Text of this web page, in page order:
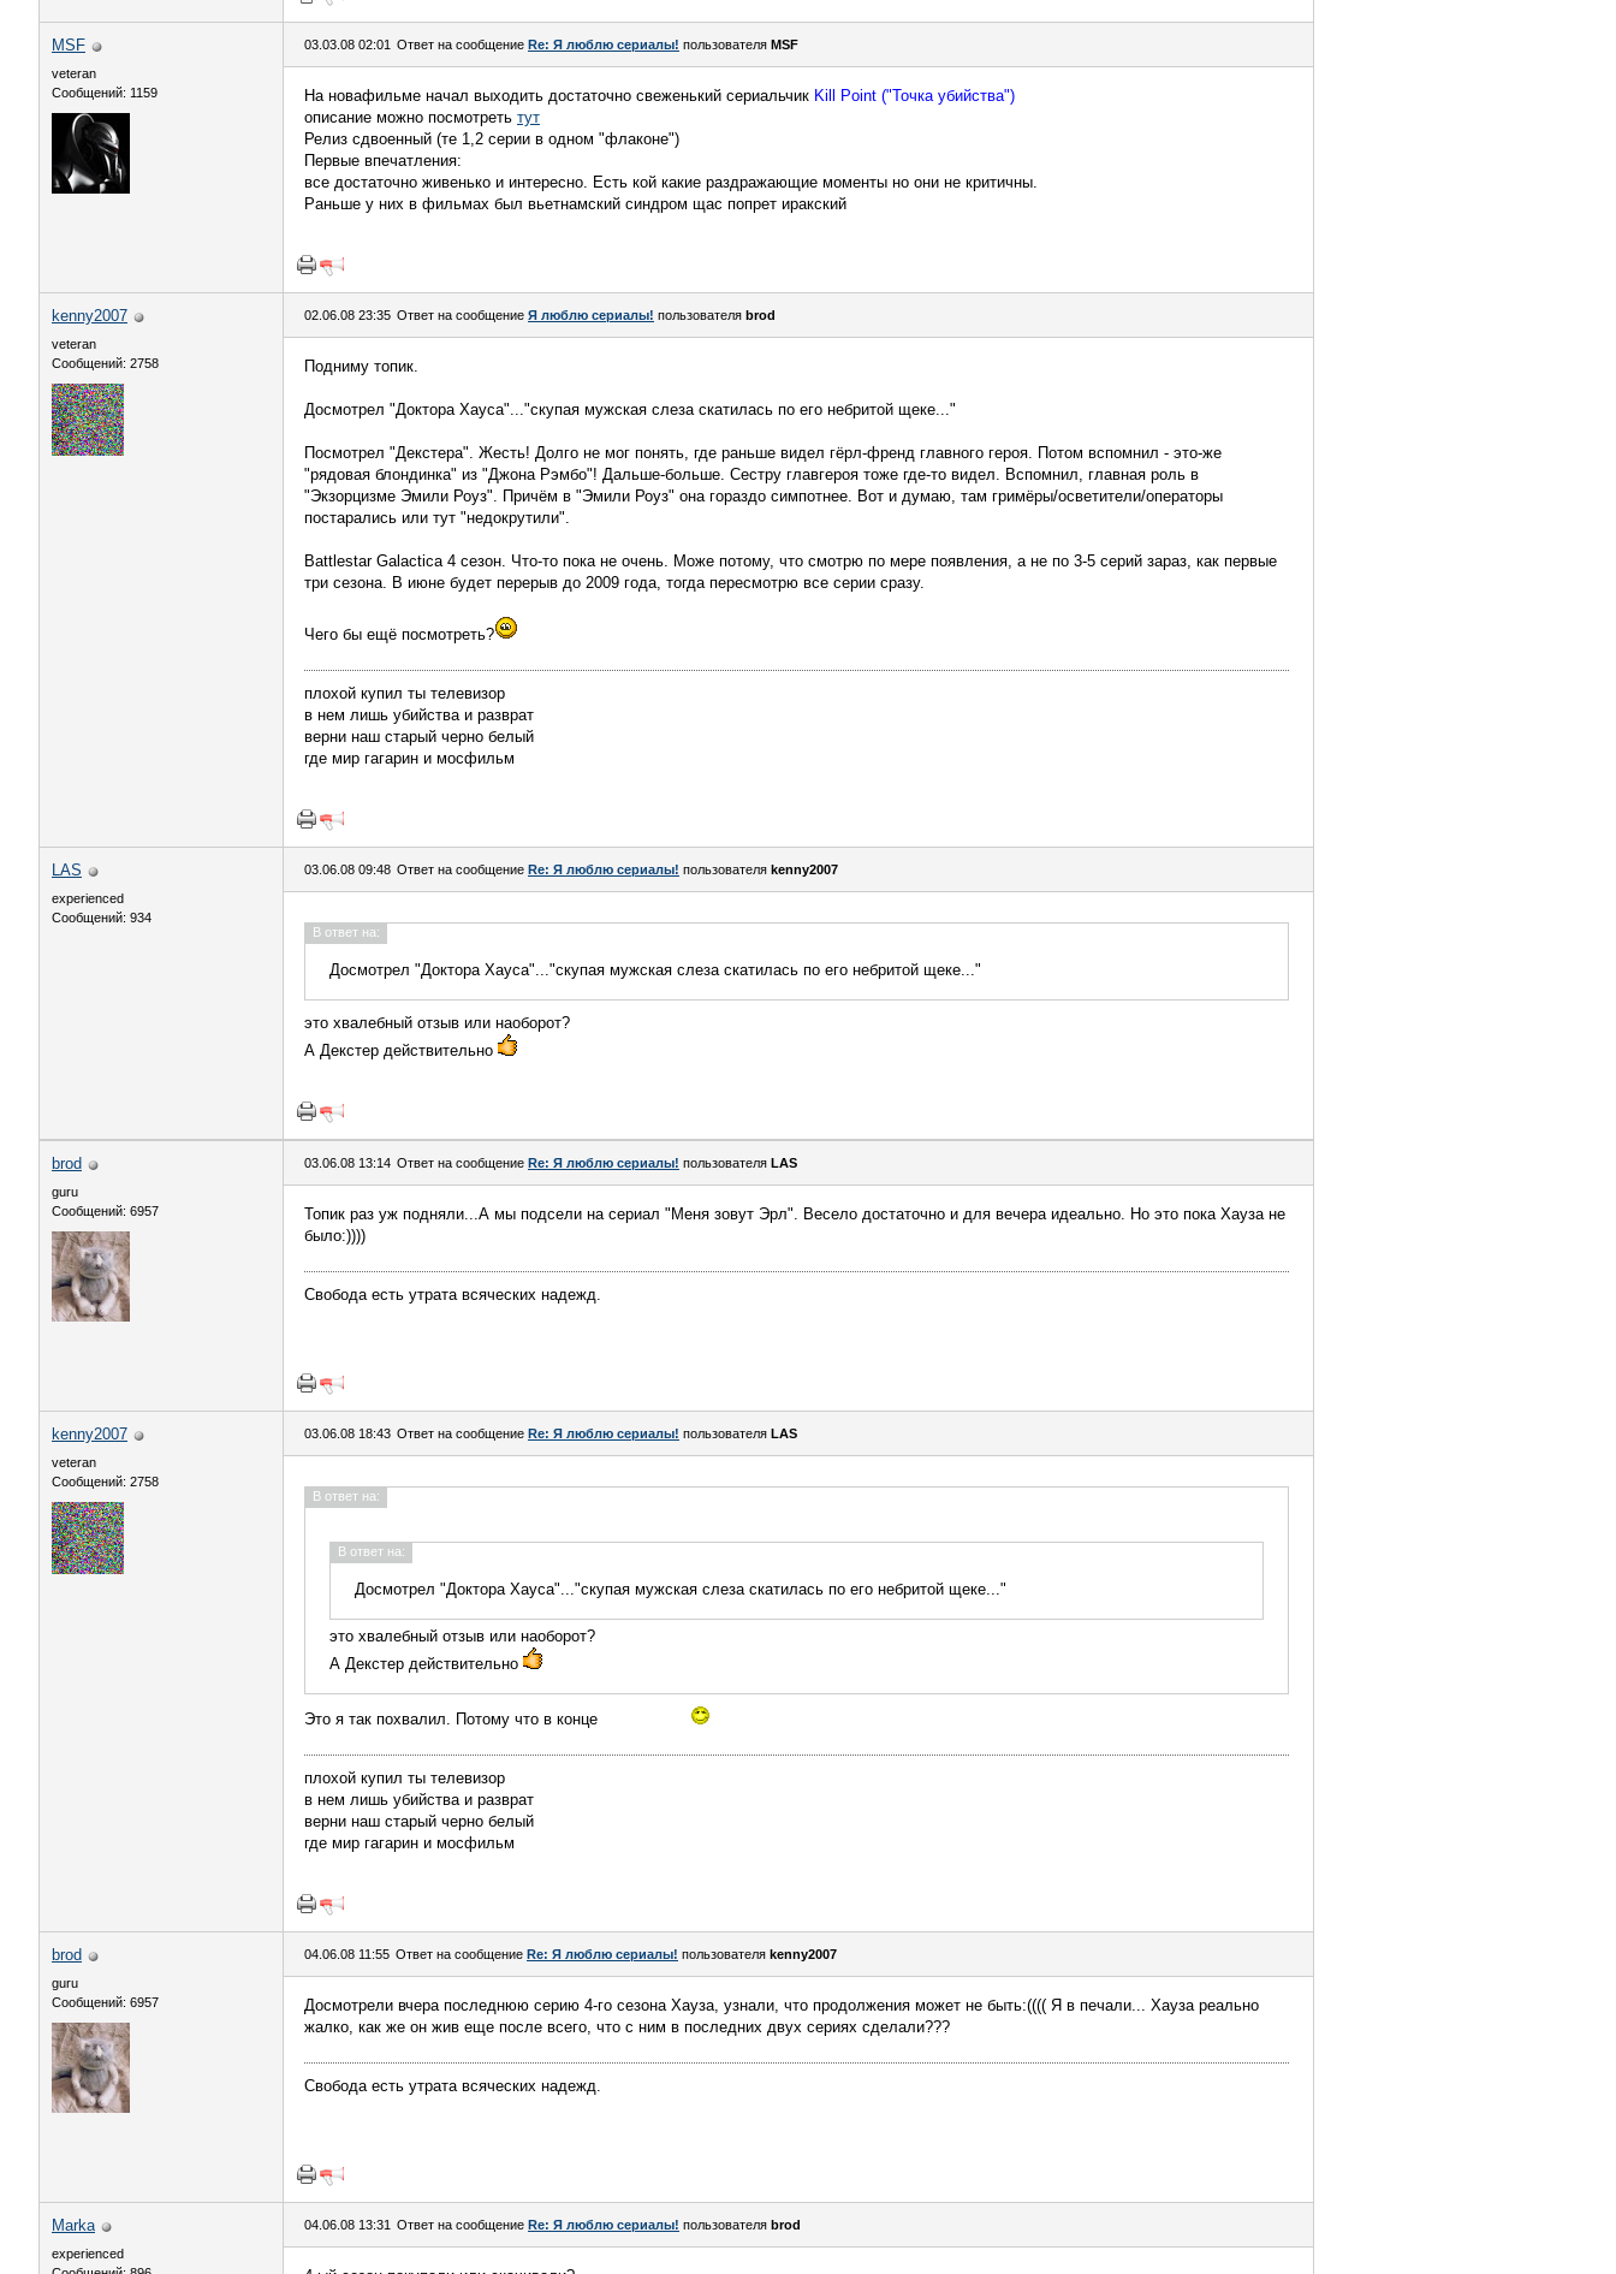
MSF
veteran
Сообщений: 1159
03.03.08 02:01 Ответ на сообщение Re: Я люблю сериалы! пользователя MSF
На новафильме начал выходить достаточно свеженький сериальчик Kill Point ("Точка убийства")
описание можно посмотреть тут
Релиз сдвоенный (те 1,2 серии в одном "флаконе")
Первые впечатления:
все достаточно живенько и интересно. Есть кой какие раздражающие моменты но они не критичны.
Раньше у них в фильмах был вьетнамский синдром щас попрет иракский
kenny2007
veteran
Сообщений: 2758
02.06.08 23:35 Ответ на сообщение Я люблю сериалы! пользователя brod
Подниму топик.
Досмотрел "Доктора Хауса"..."скупая мужская слеза скатилась по его небритой щеке..."
Посмотрел "Декстера". Жесть! Долго не мог понять, где раньше видел гёрл-френд главного героя. Потом вспомнил - это-же
"рядовая блондинка" из "Джона Рэмбо"! Дальше-больше. Сестру главгероя тоже где-то видел. Вспомнил, главная роль в
"Экзорцизме Эмили Роуз". Причём в "Эмили Роуз" она гораздо симпотнее. Вот и думаю, там гримёры/осветители/операторы
постарались или тут "недокрутили".
Battlestar Galactica 4 сезон. Что-то пока не очень. Може потому, что смотрю по мере появления, а не по 3-5 серий зараз, как первые
три сезона. В июне будет перерыв до 2009 года, тогда пересмотрю все серии сразу.
Чего бы ещё посмотреть?
плохой купил ты телевизор
в нем лишь убийства и разврат
верни наш старый черно белый
где мир гагарин и мосфильм
LAS
experienced
Сообщений: 934
03.06.08 09:48 Ответ на сообщение Re: Я люблю сериалы! пользователя kenny2007
В ответ на:
Досмотрел "Доктора Хауса"..."скупая мужская слеза скатилась по его небритой щеке..."
это хвалебный отзыв или наоборот?
А Декстер действительно
brod
guru
Сообщений: 6957
03.06.08 13:14 Ответ на сообщение Re: Я люблю сериалы! пользователя LAS
Топик раз уж подняли...А мы подсели на сериал "Меня зовут Эрл". Весело достаточно и для вечера идеально. Но это пока Хауза не
было:))))
Свобода есть утрата всяческих надежд.
kenny2007
veteran
Сообщений: 2758
03.06.08 18:43 Ответ на сообщение Re: Я люблю сериалы! пользователя LAS
В ответ на:
В ответ на:
Досмотрел "Доктора Хауса"..."скупая мужская слеза скатилась по его небритой щеке..."
это хвалебный отзыв или наоборот?
А Декстер действительно
Это я так похвалил. Потому что в конце
плохой купил ты телевизор
в нем лишь убийства и разврат
верни наш старый черно белый
где мир гагарин и мосфильм
brod
guru
Сообщений: 6957
04.06.08 11:55 Ответ на сообщение Re: Я люблю сериалы! пользователя kenny2007
Досмотрели вчера последнюю серию 4-го сезона Хауза, узнали, что продолжения может не быть:(((( Я в печали... Хауза реально
жалко, как же он жив еще после всего, что с ним в последних двух сериях сделали???
Свобода есть утрата всяческих надежд.
Marka
experienced
04.06.08 13:31 Ответ на сообщение Re: Я люблю сериалы! пользователя brod